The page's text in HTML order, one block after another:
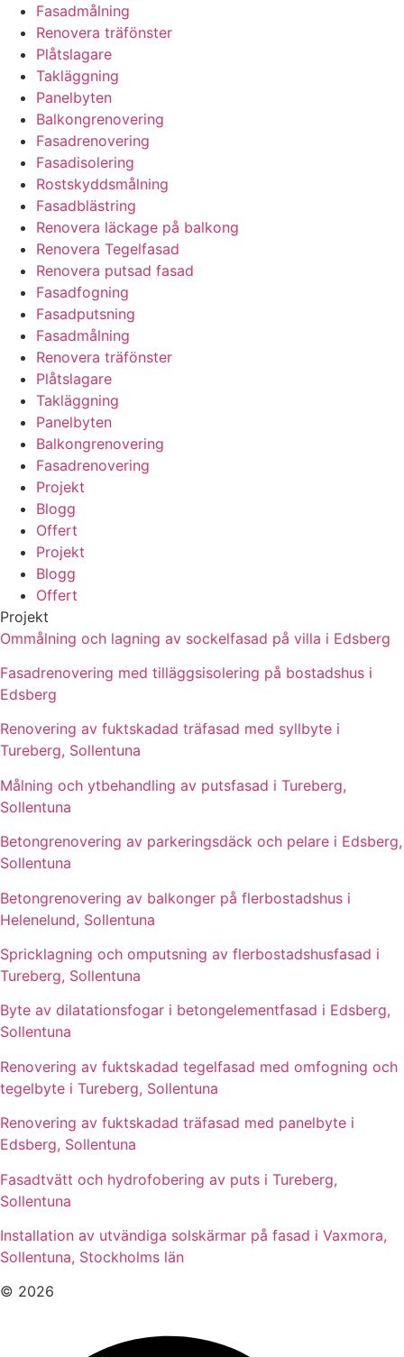
Fasadmålning
Renovera träfönster
Plåtslagare
Takläggning
Panelbyten
Balkongrenovering
Fasadrenovering
Fasadisolering
Rostskyddsmålning
Fasadblästring
Renovera läckage på balkong
Renovera Tegelfasad
Renovera putsad fasad
Fasadfogning
Fasadputsning
Fasadmålning
Renovera träfönster
Plåtslagare
Takläggning
Panelbyten
Balkongrenovering
Fasadrenovering
Projekt
Blogg
Offert
Projekt
Blogg
Offert
Projekt
Ommålning och lagning av sockelfasad på villa i Edsberg
Fasadrenovering med tilläggsisolering på bostadshus i
Edsberg
Renovering av fuktskadad träfasad med syllbyte i
Tureberg, Sollentuna
Målning och ytbehandling av putsfasad i Tureberg,
Sollentuna
Betongrenovering av parkeringsdäck och pelare i Edsberg,
Sollentuna
Betongrenovering av balkonger på flerbostadshus i
Helenelund, Sollentuna
Spricklagning och omputsning av flerbostadshusfasad i
Tureberg, Sollentuna
Byte av dilatationsfogar i betongelementfasad i Edsberg,
Sollentuna
Renovering av fuktskadad tegelfasad med omfogning och
tegelbyte i Tureberg, Sollentuna
Renovering av fuktskadad träfasad med panelbyte i
Edsberg, Sollentuna
Fasadtvätt och hydrofobering av puts i Tureberg,
Sollentuna
Installation av utvändiga solskärmar på fasad i Vaxmora,
Sollentuna, Stockholms län
© 2026